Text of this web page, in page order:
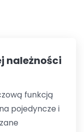
należności
funkcją
pojedyncze i